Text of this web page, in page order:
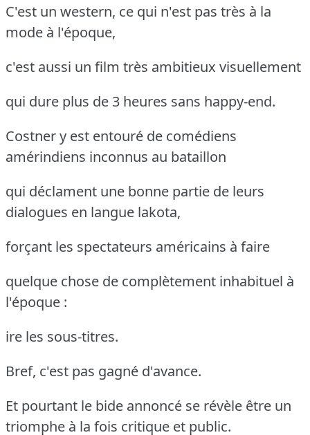
C'est un western, ce qui n'est pas très à la
mode à l'époque,
c'est aussi un film très ambitieux visuellement
qui dure plus de 3 heures sans happy-end.
Costner y est entouré de comédiens
amérindiens inconnus au bataillon
qui déclament une bonne partie de leurs
dialogues en langue lakota,
forçant les spectateurs américains à faire
quelque chose de complètement inhabituel à
l'époque :
ire les sous-titres.
Bref, c'est pas gagné d'avance.
Et pourtant le bide annoncé se révèle être un
triomphe à la fois critique et public.